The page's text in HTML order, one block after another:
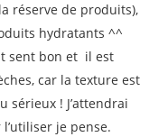
réserve de produits),
hydratants ^^
sent bon et il est
car la texture est
sérieux ! J’attendrai
je pense.